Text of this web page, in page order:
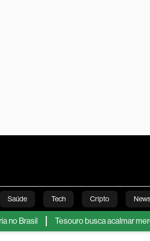
Saúde Tech Cripto
Linha Executiva Opinião
Tesouro busca acalmar mercado